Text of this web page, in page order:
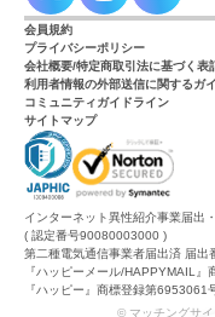
会員規約
プライバシーポリシー
会社概要/特定商取引法に基づく表
利用者情報の外部送信に関するガ
コミュニティガイドライン
サイトマップ
インターネット異性紹介事業届出
( 認定番号90080003000 )
第二種電気通信事業者届出済 届出
『ハッピーメール/HAPPYMAIL
『ハッピー』商標登録第6953061
© マッチングサ